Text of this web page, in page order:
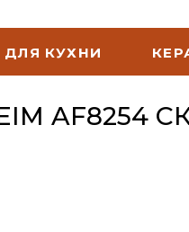
ДЛЯ КУХНИ